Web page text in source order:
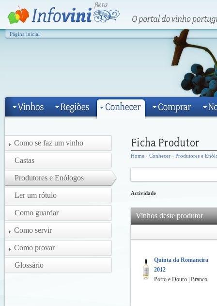
Página inicial
Como se faz um vinho
Castas
Produtores e Enólogos
Ler um rótulo
Como guardar
Como servir
Como provar
Glossário
Home › Conhecer › Produtores e
Actividade
Vinhos deste produtor
Quinta da Romaneira
2012
Porto e Douro | Branco